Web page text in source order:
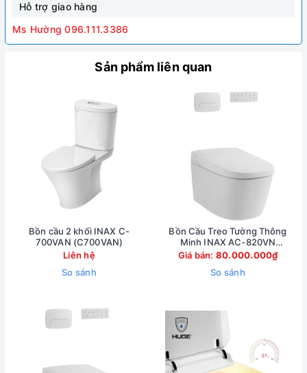
Hỗ trợ giao hàng
Ms Hường 096.111.3386
Sản phẩm liên quan
Bồn cầu 2 khối INAX C-
700VAN (C700VAN)
Liên hệ
So sánh
Bồn Cầu Treo Tường Thông
Minh INAX AC-820VN
(AC820VN)
Giá bán: 80.000.000₫
So sánh